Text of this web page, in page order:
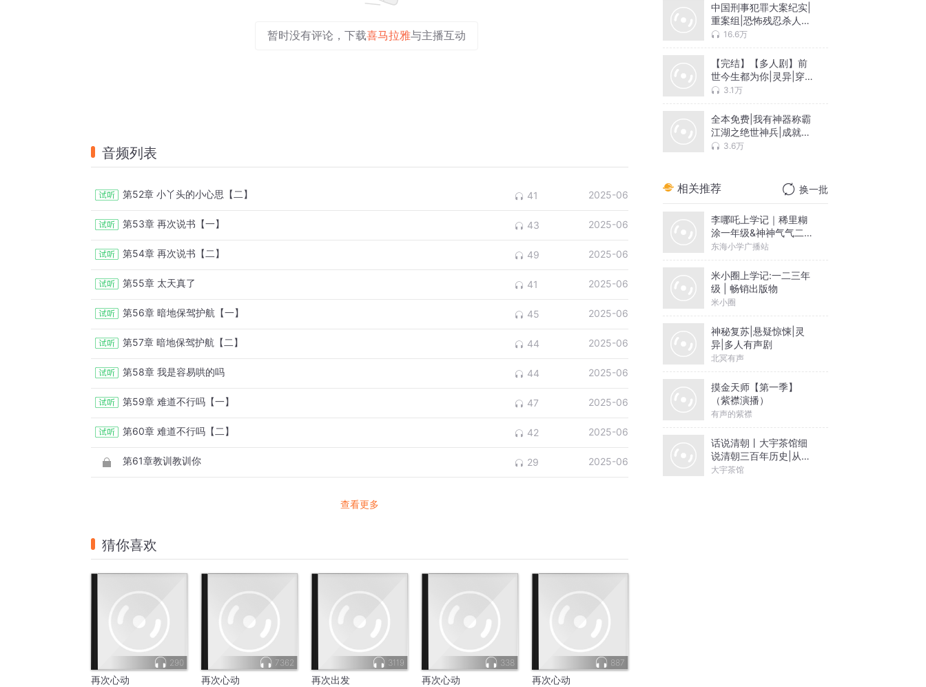
暂时没有评论，下载喜马拉雅与主播互动
音频列表
第52章 小丫头的小心思【二】 41 2025-06
第53章 再次说书【一】 43 2025-06
第54章 再次说书【二】 49 2025-06
第55章 太天真了 41 2025-06
第56章 暗地保驾护航【一】 45 2025-06
第57章 暗地保驾护航【二】 44 2025-06
第58章 我是容易哄的吗 44 2025-06
第59章 难道不行吗【一】 47 2025-06
第60章 难道不行吗【二】 42 2025-06
第61章教训教训你 29 2025-06
查看更多
猜你喜欢
290
再次心动
7362
再次心动
3119
再次出发
338
再次心动
887
再次心动
中国刑事犯罪大案纪实|
重案组|恐怖残忍杀人灭
门分尸
16.6万
【完结】【多人剧】前
世今生都为你|灵异|穿
越|言情|悬疑
3.1万
全本免费|我有神器称霸
江湖之绝世神兵|成就一
代英豪
3.6万
相关推荐 换一批
李哪吒上学记｜稀里糊
涂一年级&神神气气二年
级
东海小学广播站
米小圈上学记:一二三年
级 | 畅销出版物
米小圈
神秘复苏|悬疑惊悚|灵
异|多人有声剧
北冥有声
摸金天师【第一季】
（紫襟演播）
有声的紫襟
话说清朝丨大宇茶馆细
说清朝三百年历史|从努
尔哈赤到末代皇帝溥仪|
大宇茶馆